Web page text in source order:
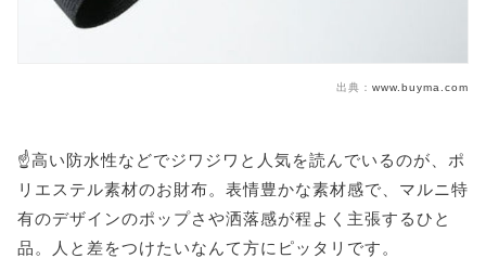
出典： www.buyma.com
☝️高い防水性などでジワジワと人気を読んでいるのが、ポ
リエステル素材のお財布。表情豊かな素材感で、マルニ特
有のデザインのポップさや洒落感が程よく主張するひと
品。人と差をつけたいなんて方にピッタリです。